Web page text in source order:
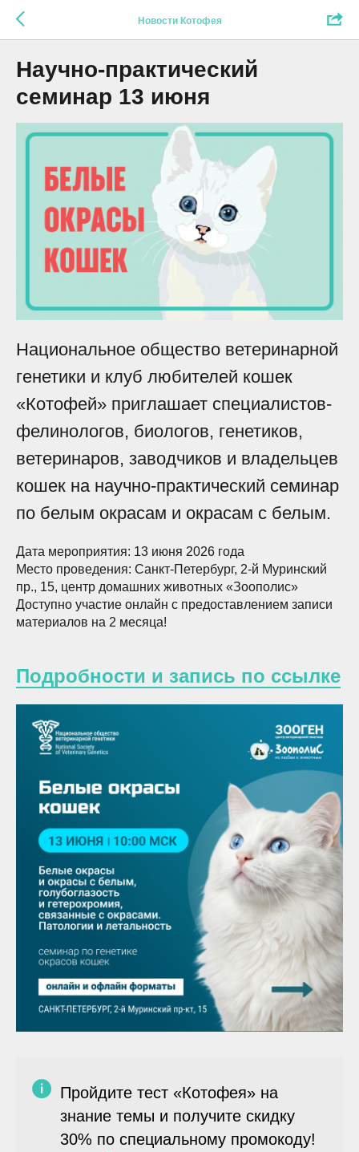
Новости Котофея
Научно-практический
семинар 13 июня
Национальное общество ветеринарной
генетики и клуб любителей кошек
«Котофей» приглашает специалистов-
фелинологов, биологов, генетиков,
ветеринаров, заводчиков и владельцев
кошек на научно-практический семинар
по белым окрасам и окрасам с белым.
Дата мероприятия: 13 июня 2026 года
Место проведения: Санкт-Петербург, 2-й Муринский
пр., 15, центр домашних животных «Зоополис»
Доступно участие онлайн с предоставлением записи
материалов на 2 месяца!
Подробности и запись по ссылке
Пройдите тест «Котофея» на
знание темы и получите скидку
30% по специальному промокоду!